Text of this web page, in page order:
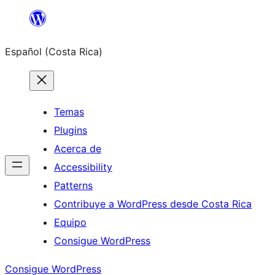
Saltar
contenido
Español (Costa Rica)
Temas
Plugins
Acerca de
Accessibility
Patterns
Contribuye a WordPress desde Costa Rica
Equipo
Consigue WordPress
Consigue WordPress